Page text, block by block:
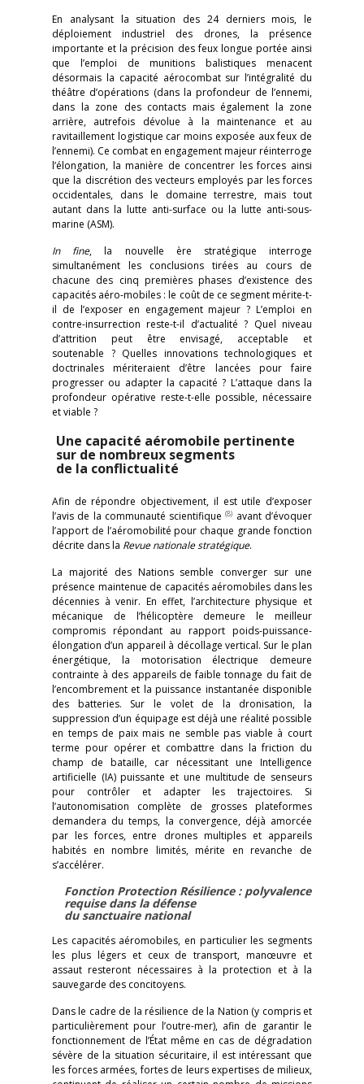
En analysant la situation des 24 derniers mois, le
déploiement industriel des drones, la présence
importante et la précision des feux longue portée ainsi
que l’emploi de munitions balistiques menacent
désormais la capacité aérocombat sur l’intégralité du
théâtre d’opérations (dans la profondeur de l’ennemi,
dans la zone des contacts mais également la zone
arrière, autrefois dévolue à la maintenance et au
ravitaillement logistique car moins exposée aux feux de
l’ennemi). Ce combat en engagement majeur réinterroge
l’élongation, la manière de concentrer les forces ainsi
que la discrétion des vecteurs employés par les forces
occidentales, dans le domaine terrestre, mais tout
autant dans la lutte anti-surface ou la lutte anti-sous-
marine (ASM).
In fine, la nouvelle ère stratégique interroge
simultanément les conclusions tirées au cours de
chacune des cinq premières phases d’existence des
capacités aéro-mobiles : le coût de ce segment mérite-t-
il de l’exposer en engagement majeur ? L’emploi en
contre-insurrection reste-t-il d’actualité ? Quel niveau
d’attrition peut être envisagé, acceptable et
soutenable ? Quelles innovations technologiques et
doctrinales mériteraient d’être lancées pour faire
progresser ou adapter la capacité ? L’attaque dans la
profondeur opérative reste-t-elle possible, nécessaire
et viable ?
Une capacité aéromobile pertinente
sur de nombreux segments
de la conflictualité
Afin de répondre objectivement, il est utile d’exposer
l’avis de la communauté scientifique(8) avant d’évoquer
l’apport de l’aéromobilité pour chaque grande fonction
décrite dans la Revue nationale stratégique.
La majorité des Nations semble converger sur une
présence maintenue de capacités aéromobiles dans les
décennies à venir. En effet, l’architecture physique et
mécanique de l’hélicoptère demeure le meilleur
compromis répondant au rapport poids-puissance-
élongation d’un appareil à décollage vertical. Sur le plan
énergétique, la motorisation électrique demeure
contrainte à des appareils de faible tonnage du fait de
l’encombrement et la puissance instantanée disponible
des batteries. Sur le volet de la dronisation, la
suppression d’un équipage est déjà une réalité possible
en temps de paix mais ne semble pas viable à court
terme pour opérer et combattre dans la friction du
champ de bataille, car nécessitant une Intelligence
artificielle (IA) puissante et une multitude de senseurs
pour contrôler et adapter les trajectoires. Si
l’autonomisation complète de grosses plateformes
demandera du temps, la convergence, déjà amorcée
par les forces, entre drones multiples et appareils
habités en nombre limités, mérite en revanche de
s’accélérer.
Fonction Protection Résilience : polyvalence
requise dans la défense
du sanctuaire national
Les capacités aéromobiles, en particulier les segments
les plus légers et ceux de transport, manœuvre et
assaut resteront nécessaires à la protection et à la
sauvegarde des concitoyens.
Dans le cadre de la résilience de la Nation (y compris et
particulièrement pour l’outre-mer), afin de garantir le
fonctionnement de l’État même en cas de dégradation
sévère de la situation sécuritaire, il est intéressant que
les forces armées, fortes de leurs expertises de milieux,